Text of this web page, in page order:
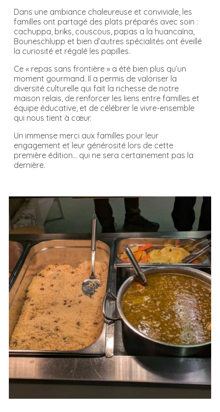
Dans une ambiance chaleureuse et conviviale, les
familles ont partagé des plats préparés avec soin :
cachuppa, briks, couscous, papas a la huancaína,
Bouneschlupp et bien d’autres spécialités ont éveillé
la curiosité et régalé les papilles.
Ce « repas sans frontière » a été bien plus qu’un
moment gourmand. Il a permis de valoriser la
diversité culturelle qui fait la richesse de notre
maison relais, de renforcer les liens entre familles et
équipe éducative, et de célébrer le vivre-ensemble
qui nous tient à cœur.
Un immense merci aux familles pour leur
engagement et leur générosité lors de cette
première édition… qui ne sera certainement pas la
dernière.